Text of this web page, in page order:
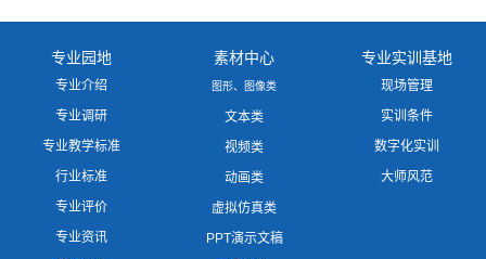
专业园地
专业介绍
专业调研
专业教学标准
行业标准
专业评价
专业资讯
素材中心
图形、图像类
文本类
视频类
动画类
虚拟仿真类
PPT演示文稿
专业实训基地
现场管理
实训条件
数字化实训
大师风范